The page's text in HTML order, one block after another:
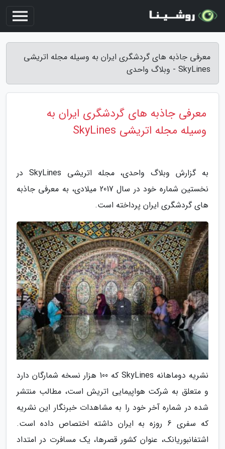
معرفی جاذبه های گردشگری ایران به وسیله مجله اتریشی
SkyLines - وبلاگ واحدی
معرفی جاذبه های گردشگری ایران به
وسیله مجله اتریشی SkyLines
به گزارش وبلاگ واحدی، مجله اتریشی SkyLines در
نخستین شماره خود در سال 2017 میلادی، به معرفی جاذبه
های گردشگری ایران پرداخته است.
نشریه دوماهانه SkyLines که 100 هزار نسخه شمارگان دارد
و متعلق به شرکت هواپیمایی اتریش است، مطالب منتشر
شده در شماره آخر خود را به مشاهدات خبرنگار این نشریه
که سفری 6 روزه به ایران داشته اختصاص داده است.
اشتفانبوریانک، عنوان کشور قصرها، یک مسافرت در امتداد